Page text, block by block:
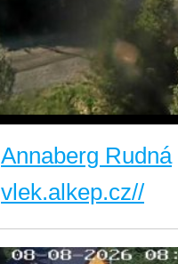
Annaberg Rudná
vlek.alkep.cz//